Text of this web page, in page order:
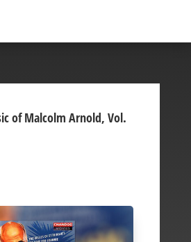
of Malcolm Arnold, Vol.